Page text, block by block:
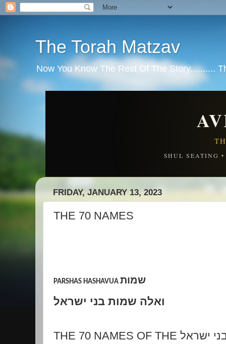
The Torah Matzav
Now You Know The Rest Of The Story..........
SHUL SEATING
FRIDAY, JANUARY 13, 2023
THE 70 NAMES
PARSHAS HASHAVUAשמות
ואלה שמות בני ישראל
THE 70 NAMES OF THE ישראל